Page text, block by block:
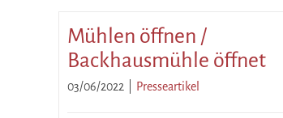
Mühlen öffnen /
Backhausmühle öffnet
03/06/2022 Presseartikel